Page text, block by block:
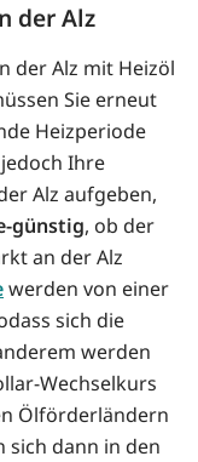
der Alz
der Alz mit Heizöl
Sie erneut
Heizperiode
Ihre
Alz aufgeben,
günstig, ob der
an der Alz
werden von einer
sich die
werden
Wechselkurs
Ölförderländern
sich dann in den